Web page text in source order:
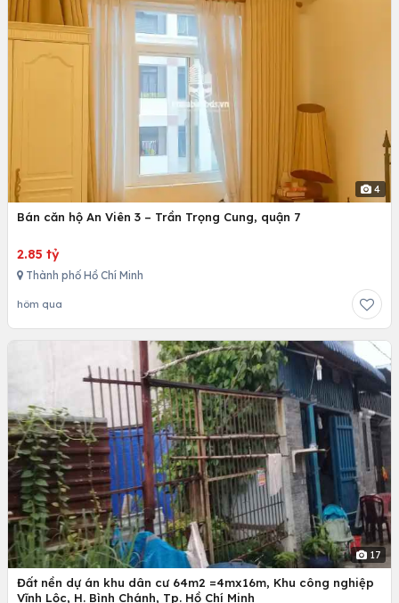
4
Bán căn hộ An Viên 3 – Trần Trọng Cung, quận 7
2.85 tỷ
Thành phố Hồ Chí Minh
hôm qua
17
Đất nền dự án khu dân cư 64m2 =4mx16m, Khu công nghiệp
Vĩnh Lộc, H. Bình Chánh, Tp. Hồ Chí Minh